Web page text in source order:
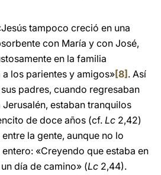
tampoco creció en una
con María y con José,
en la familia
los parientes y amigos»[8] . Así
padres, cuando regresaban
estaban tranquilos
de doce años (cf. Lc 2,42)
la gente, aunque no lo
«Creyendo que estaba en
día de camino» (Lc 2,44).